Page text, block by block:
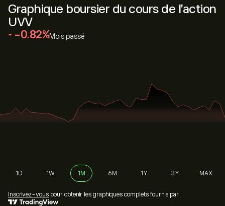
Graphique boursier du cours de l'action
UVV
‎-0.82‎ Mois passé
1D 1W 1M 6M 1Y 3Y MAX
Inscrivez-vous pour obtenir les graphiques complets fournis par